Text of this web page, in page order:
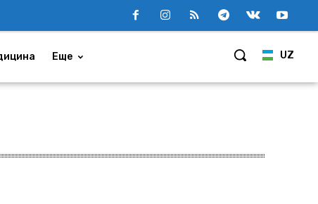
UZ
Еще